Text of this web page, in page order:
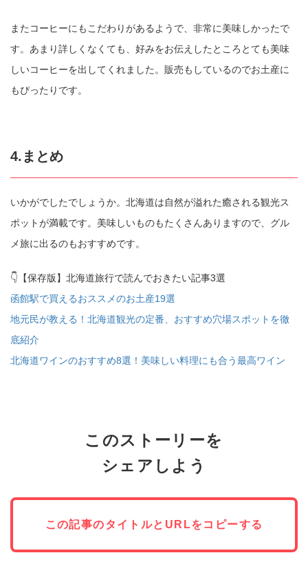
またコーヒーにもこだわりがあるようで、非常に美味しかったで
す。あまり詳しくなくても、好みをお伝えしたところとても美味
しいコーヒーを出してくれました。販売もしているのでお土産に
もぴったりです。
4.まとめ
いかがでしたでしょうか。北海道は自然が溢れた癒される観光ス
ポットが満載です。美味しいものもたくさんありますので、グル
メ旅に出るのもおすすめです。
👇【保存版】北海道旅行で読んでおきたい記事3選
函館駅で買えるおススメのお土産19選
地元民が教える！北海道観光の定番、おすすめ穴場スポットを徹
底紹介
北海道ワインのおすすめ8選！美味しい料理にも合う最高ワイン
このストーリーを
シェアしよう
この記事のタイトルとURLをコピーする